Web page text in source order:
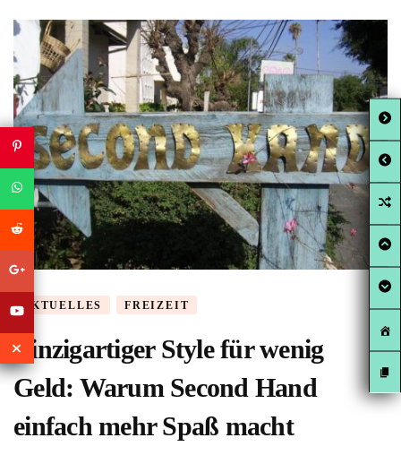
AKTUELLES FREIZEIT
Einzigartiger Style für wenig
Geld: Warum Second Hand
einfach mehr Spaß macht